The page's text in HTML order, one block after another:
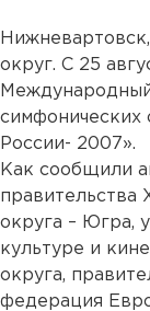
округ. С 25
симфонических
России- 2007».
Как сообщили
правительства
округа – Югра,
культуре и
округа,
федерация